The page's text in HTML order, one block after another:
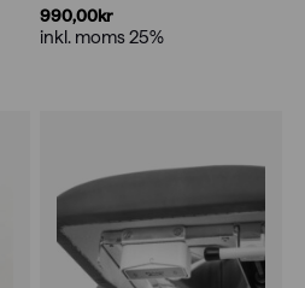
990,00kr
inkl. moms 25%